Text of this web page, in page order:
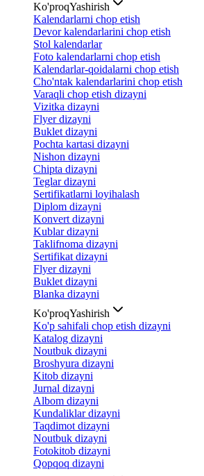
Ko'proqYashirish
Kalendarlarni chop etish
Devor kalendarlarini chop etish
Stol kalendarlar
Foto kalendarlarni chop etish
Kalendarlar-qoidalarni chop etish
Cho'ntak kalendarlarini chop etish
Varaqli chop etish dizayni
Vizitka dizayni
Flyer dizayni
Buklet dizayni
Pochta kartasi dizayni
Nishon dizayni
Chipta dizayni
Teglar dizayni
Sertifikatlarni loyihalash
Diplom dizayni
Konvert dizayni
Kublar dizayni
Taklifnoma dizayni
Sertifikat dizayni
Flyer dizayni
Buklet dizayni
Blanka dizayni
Ko'proqYashirish
Ko'p sahifali chop etish dizayni
Katalog dizayni
Noutbuk dizayni
Broshyura dizayni
Kitob dizayni
Jurnal dizayni
Albom dizayni
Kundaliklar dizayni
Taqdimot dizayni
Noutbuk dizayni
Fotokitob dizayni
Qopqoq dizayni